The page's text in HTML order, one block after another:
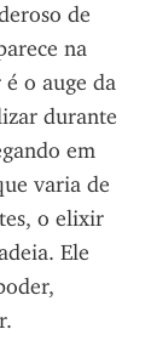
de
na
o auge da
durante
em
varia de
o elixir
Ele